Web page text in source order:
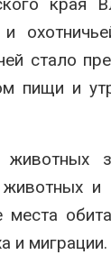
и
стало
пищи и
и
и миграции.